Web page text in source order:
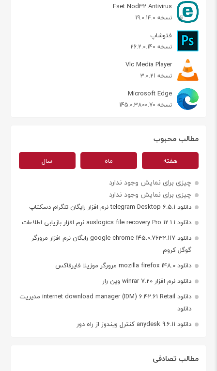
Eset Nod32 Antivirus
نسخه 19.0.14.0
فتوشاپ
نسخه 26.2.0.140
Vlc Media Player
نسخه 3.0.21
Microsoft Edge
نسخه 145.0.3800.70
مطالب محبوب
هفته ماه سال
چیزی برای نمایش وجود ندارد
چیزی برای نمایش وجود ندارد
دانلود telegram Desktop 6.5.1 نرم افزار رایگان تلگرام دسکتاپ
دانلود auslogics file recovery Pro 12.1.1 نرم افزار بازیابی اطلاعات
دانلود google chrome 145.0.7632.117 رایگان نرم افزار مرورگر
گوگل کروم
دانلود mozilla firefox 148.0 مرورگر موزیلا فایرفاکس
دانلود نرم افزار winrar 7.20 وین رار
دانلود internet download manager (IDM) 6.42.61 Retail مدیریت
دانلود
دانلود anydesk 9.6.11 کنترل ویندوز از راه دور
مطالب تصادفی